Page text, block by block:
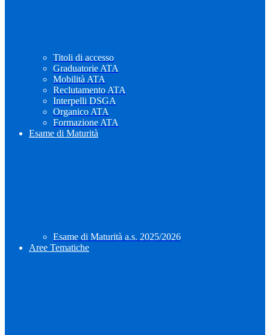
Titoli di accesso
Graduatorie ATA
Mobilità ATA
Reclutamento ATA
Interpelli DSGA
Organico ATA
Formazione ATA
Esame di Maturità
Esame di Maturità a.s. 2025/2026
Aree Tematiche